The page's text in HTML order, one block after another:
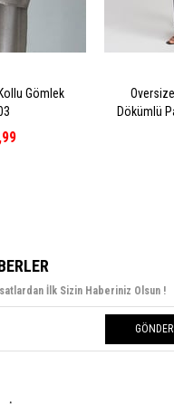
Gömlek
Dökümlü
İlk Sizin Haberiniz Olsun !
GÖNDER